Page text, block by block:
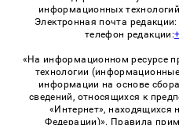
информационных
Электронная почта редакции:
телефон редакции:
«На информационном ресурсе
технологии
информации на основе
сведений, относящихся к
«Интернет», находящихся
Федерации)». Правила